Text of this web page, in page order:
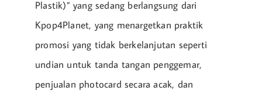
Plastik)” yang sedang berlangsung dari
Kpop4Planet, yang menargetkan praktik
promosi yang tidak berkelanjutan seperti
undian untuk tanda tangan penggemar,
penjualan photocard secara acak, dan